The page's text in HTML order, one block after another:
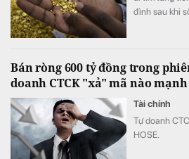
đình sau khi
Bán ròng 600 tỷ đồng trong
doanh CTCK "xả" mã nào
Tài chính
Tự doanh
HOSE.